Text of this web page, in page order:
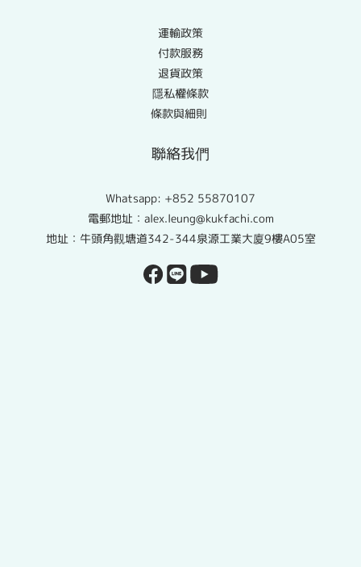
運輸政策
付款服務
退貨政策
隱私權條款
條款與細則
聯絡我們
Whatsapp: +852 55870107
電郵地址：alex.leung@kukfachi.com
地址：牛頭角觀塘道342-344泉源工業大廈9樓A05室